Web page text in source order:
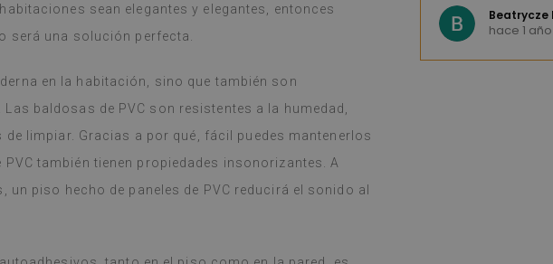
sean elegantes y elegantes, entonces
será una solución perfecta.
en la habitación, sino que también son
baldosas de PVC son resistentes a la humedad,
limpiar. Gracias a por qué, fácil puedes mantenerlos
también tienen propiedades insonorizantes. A
piso hecho de paneles de PVC reducirá el sonido al
llegó en una
estaba bien
Beatrycze
hace 1 año